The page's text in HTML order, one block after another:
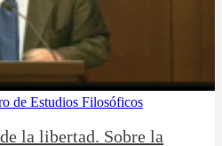
de Estudios Filosóficos
de la libertad. Sobre la